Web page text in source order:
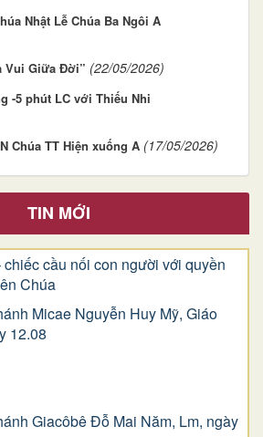
Nhật Lễ Chúa Ba Ngôi A
Vui Giữa Đời” (22/05/2026)
-5 phút LC với Thiếu Nhi
Chúa TT Hiện xuống A (17/05/2026)
TIN MỚI
cầu nối con người với quyền
Chúa
Micae Nguyễn Huy Mỹ, Giáo
12.08
Giacôbê Ðỗ Mai Năm, Lm, ngày